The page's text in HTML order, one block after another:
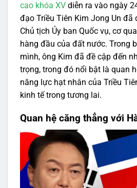
cao khóa XV diễn ra vào ngày
đạo Triều Tiên Kim Jong Un đã
Chủ tịch Ủy ban Quốc vụ, cơ
hàng đầu của đất nước. Trong
mình, ông Kim đã đề cập đến
trọng, trong đó nổi bật là quan
năng lực hạt nhân của Triều
kinh tế trong tương lai.
Quan hệ căng thẳng với